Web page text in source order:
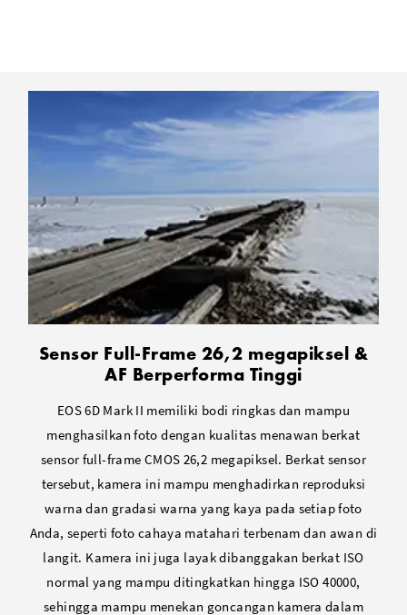
Sensor Full-Frame 26,2 megapiksel &
AF Berperforma Tinggi
EOS 6D Mark II memiliki bodi ringkas dan mampu
menghasilkan foto dengan kualitas menawan berkat
sensor full-frame CMOS 26,2 megapiksel. Berkat sensor
tersebut, kamera ini mampu menghadirkan reproduksi
warna dan gradasi warna yang kaya pada setiap foto
Anda, seperti foto cahaya matahari terbenam dan awan di
langit. Kamera ini juga layak dibanggakan berkat ISO
normal yang mampu ditingkatkan hingga ISO 40000,
sehingga mampu menekan goncangan kamera dalam